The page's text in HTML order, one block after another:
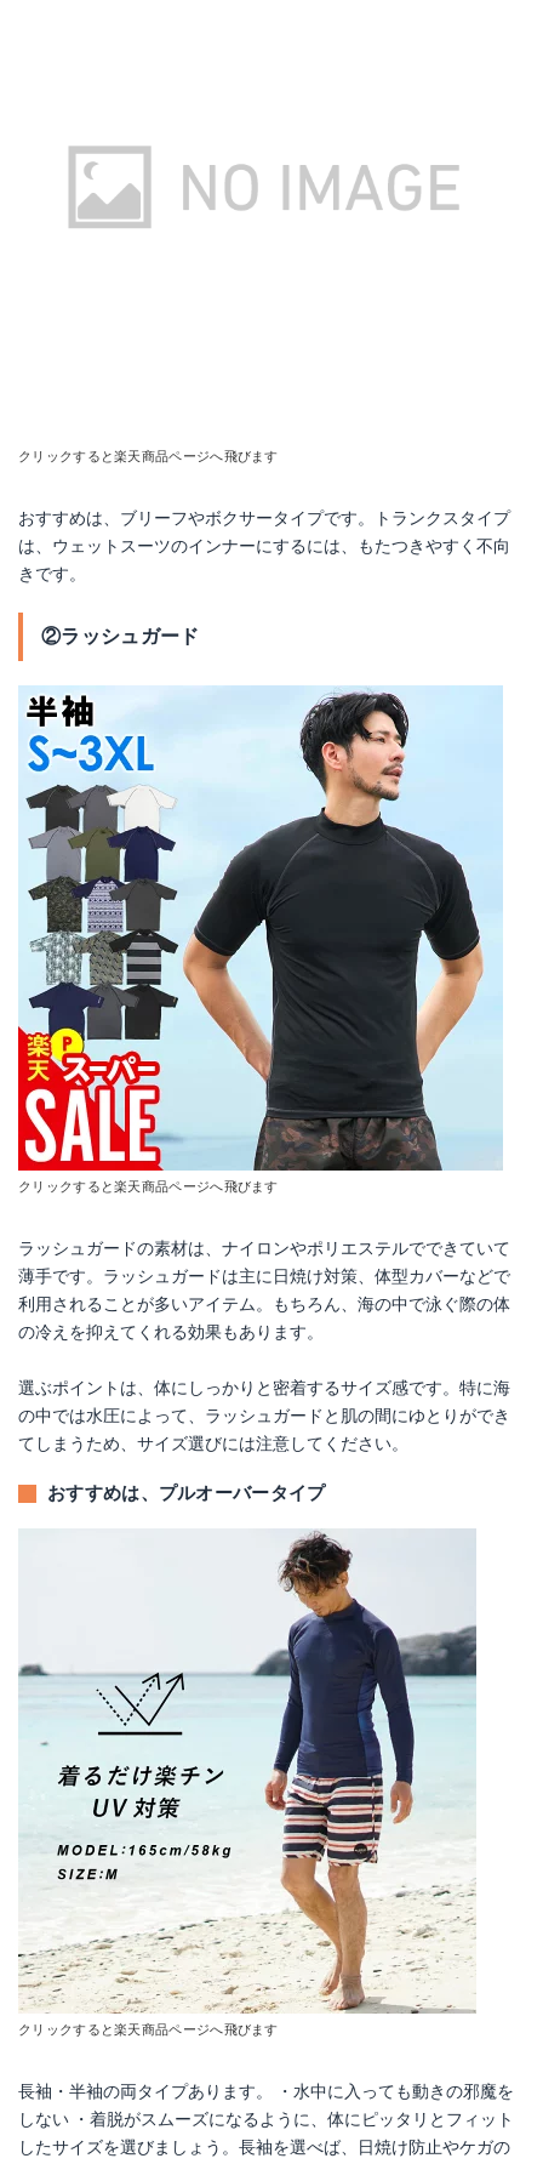
クリックすると楽天商品ページへ飛びます
おすすめは、ブリーフやボクサータイプです。トランクスタイプ
は、ウェットスーツのインナーにするには、もたつきやすく不向
きです。
②ラッシュガード
クリックすると楽天商品ページへ飛びます
ラッシュガードの素材は、ナイロンやポリエステルでできていて
薄手です。ラッシュガードは主に日焼け対策、体型カバーなどで
利用されることが多いアイテム。もちろん、海の中で泳ぐ際の体
の冷えを抑えてくれる効果もあります。
選ぶポイントは、体にしっかりと密着するサイズ感です。特に海
の中では水圧によって、ラッシュガードと肌の間にゆとりができ
てしまうため、サイズ選びには注意してください。
おすすめは、プルオーバータイプ
クリックすると楽天商品ページへ飛びます
長袖・半袖の両タイプあります。 ・水中に入っても動きの邪魔を
しない ・着脱がスムーズになるように、体にピッタリとフィット
したサイズを選びましょう。長袖を選べば、日焼け防止やケガの